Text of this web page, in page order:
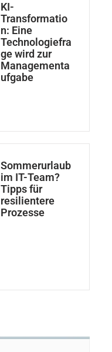
KI-
Transformatio
n: Eine
Technologiefra
ge wird zur
Managementa
ufgabe
Sommerurlaub
im IT-Team?
Tipps für
resilientere
Prozesse